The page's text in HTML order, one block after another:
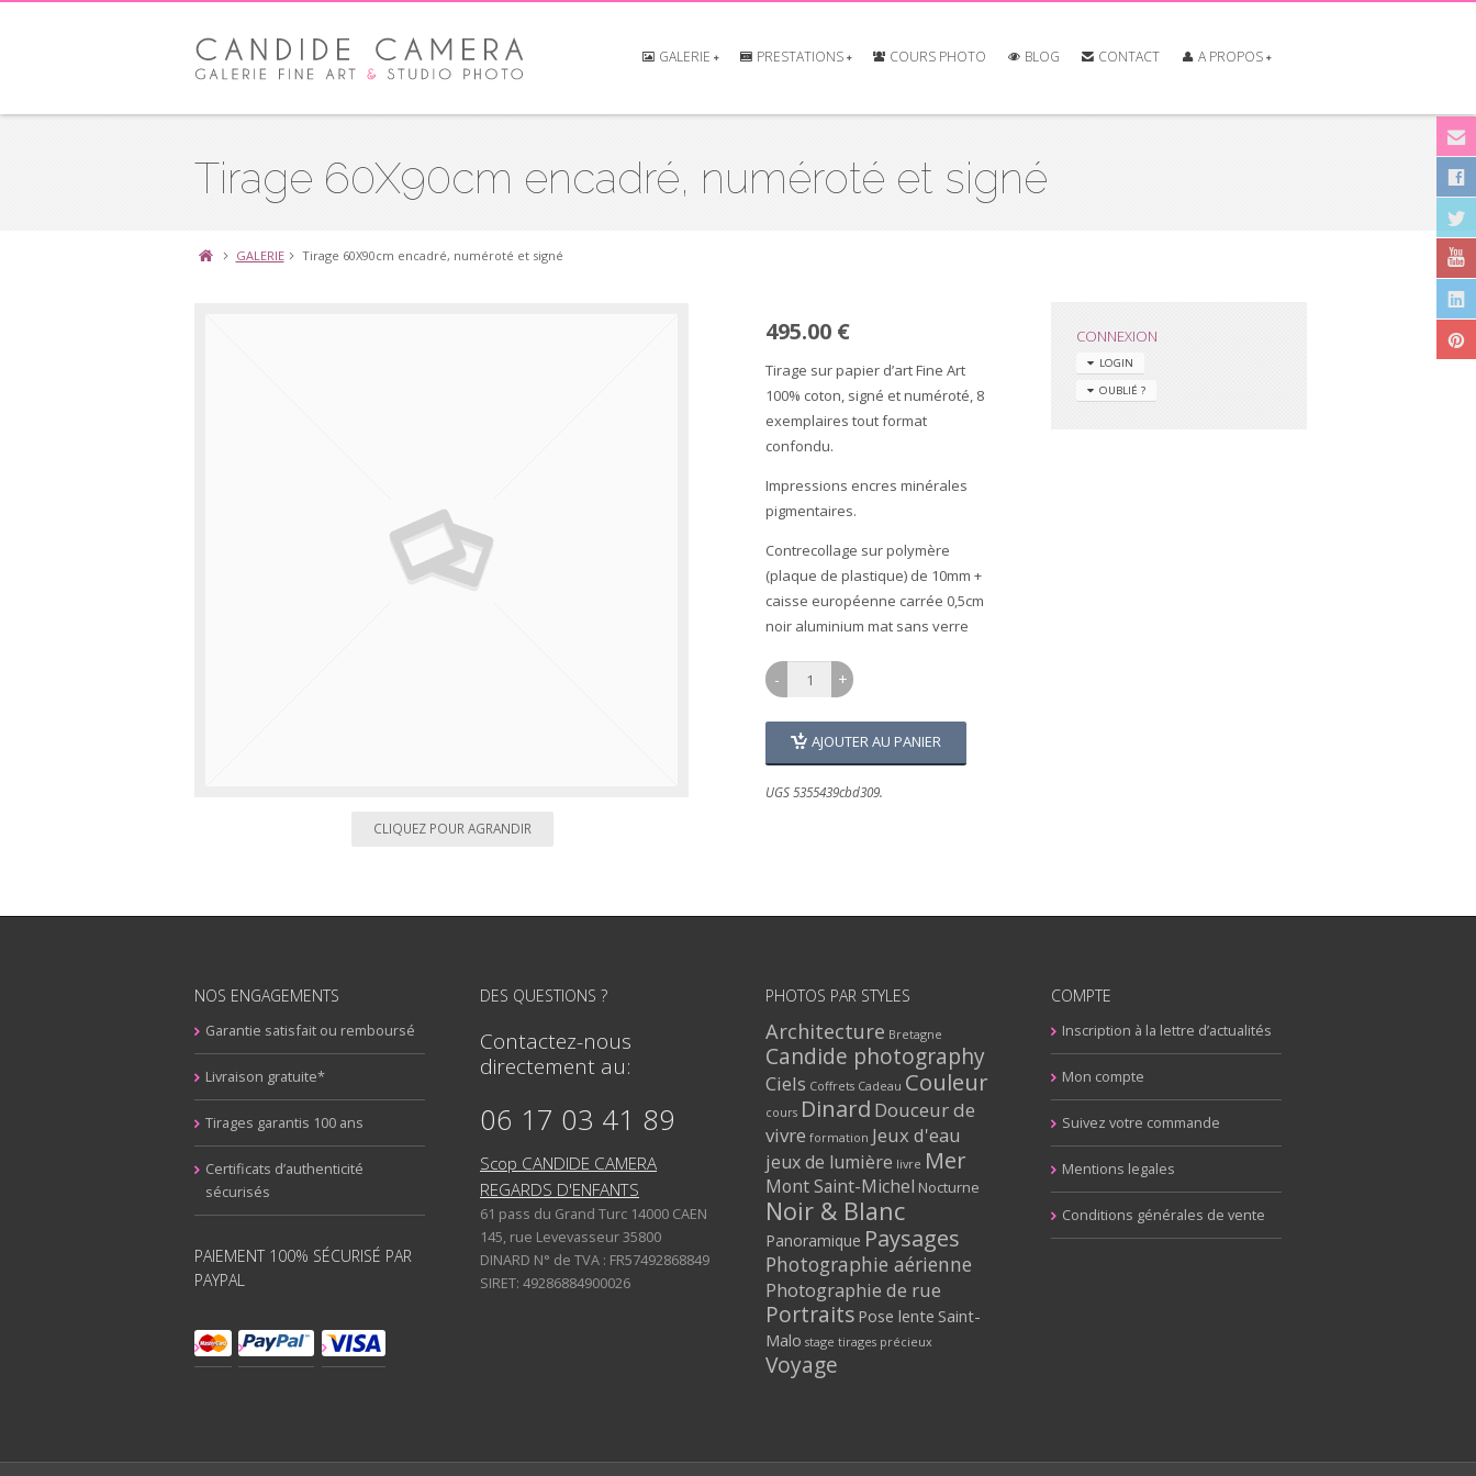
GALERIE PRESTATIONS COURS PHOTO BLOG CONTACT A PROPOS
Tirage 60X90cm encadré, numéroté et signé
GALERIE Tirage 60X90cm encadré, numéroté et signé
CLIQUEZ POUR AGRANDIR
495.00 €
Tirage sur papier d’art Fine Art
100% coton, signé et numéroté, 8
exemplaires tout format
confondu.
Impressions encres minérales
pigmentaires.
Contrecollage sur polymère
(plaque de plastique) de 10mm +
caisse européenne carrée 0,5cm
noir aluminium mat sans verre
AJOUTER AU PANIER
UGS 5355439cbd309.
CONNEXION
LOGIN
OUBLIÉ ?
NOS ENGAGEMENTS
Garantie satisfait ou remboursé
Livraison gratuite*
Tirages garantis 100 ans
Certificats d’authenticité
sécurisés
PAIEMENT 100% SÉCURISÉ PAR
PAYPAL
DES QUESTIONS ?
Contactez-nous
directement au:
06 17 03 41 89
Scop CANDIDE CAMERA
REGARDS D'ENFANTS
61 pass du Grand Turc 14000 CAEN
145, rue Levevasseur 35800
DINARD N° de TVA : FR57492868849
SIRET: 49286884900026
PHOTOS PAR STYLES
Architecture Bretagne
Candide photography
Ciels Coffrets Cadeau Couleur
cours Dinard Douceur de
vivre formation Jeux d'eau
jeux de lumière livre Mer
Mont Saint-Michel Nocturne
Noir & Blanc
Panoramique Paysages
Photographie aérienne
Photographie de rue
Portraits Pose lente Saint-
Malo stage tirages précieux
Voyage
COMPTE
Inscription à la lettre d’actualités
Mon compte
Suivez votre commande
Mentions legales
Conditions générales de vente